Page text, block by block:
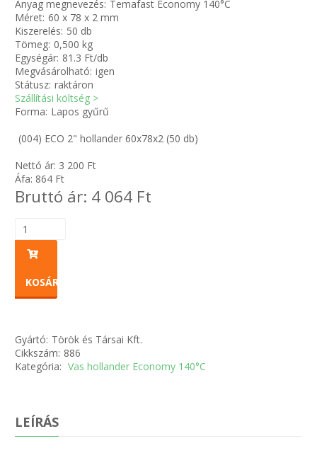
SIMÍTÓZÁRAS TASAK
SZORTÍROZÓ DOBOZ-KÉSZLET
TÖMLŐBILINCS
Anyag megnevezés: Temafast Economy 140°C
Méret: 60 x 78 x 2 mm
Kiszerelés: 50 db
Tömeg: 0,500 kg
Egységár: 81.3 Ft/db
Megvásárolható: igen
Státusz: raktáron
Szállítási költség >
Forma: Lapos gyűrű
(004) ECO 2" hollander 60x78x2 (50 db)
Nettó ár: 3 200 Ft
Áfa: 864 Ft
Bruttó ár: 4 064 Ft
KOSÁRBA
Gyártó: Török és Társai Kft.
Cikkszám: 886
Kategória: Vas hollander Economy 140°C
LEÍRÁS